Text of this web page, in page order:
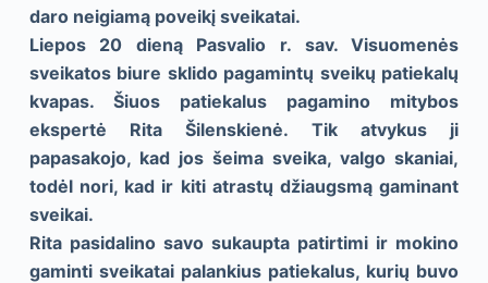
daro neigiamą poveikį sveikatai.
Liepos 20 dieną Pasvalio r. sav. Visuomenės
sveikatos biure sklido pagamintų sveikų patiekalų
kvapas. Šiuos patiekalus pagamino mitybos
ekspertė Rita Šilenskienė. Tik atvykus ji
papasakojo, kad jos šeima sveika, valgo skaniai,
todėl nori, kad ir kiti atrastų džiaugsmą gaminant
sveikai.
Rita pasidalino savo sukaupta patirtimi ir mokino
gaminti sveikatai palankius patiekalus, kurių buvo